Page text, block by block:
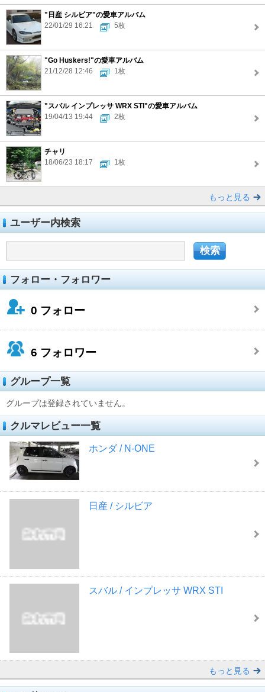
"日産 シルビア"の愛車アルバム
22/01/29 16:21
5枚
"Go Huskers!"の愛車アルバム
21/12/28 12:46
1枚
"スバル インプレッサ WRX STI"の愛車アルバム
19/04/13 19:44
2枚
チャリ
18/06/23 18:17
1枚
もっと見る
ユーザー内検索
フォロー・フォロワー
0 フォロー
6 フォロワー
グループ一覧
グループは登録されていません。
クルマレビュー一覧
ホンダ / N-ONE
日産 / シルビア
スバル / インプレッサ WRX STI
もっと見る